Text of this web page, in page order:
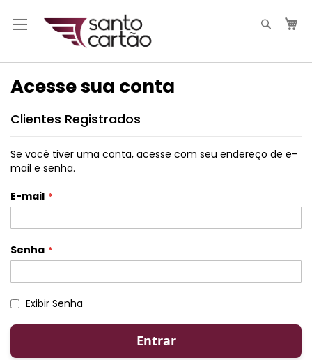
Acesse sua conta
Clientes Registrados
Se você tiver uma conta, acesse com seu endereço de e-
mail e senha.
E-mail
Senha
Exibir Senha
Entrar